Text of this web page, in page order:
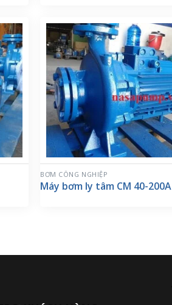
BƠM CÔNG NGHIỆP
Máy bơm ly tâm CM 40-200A